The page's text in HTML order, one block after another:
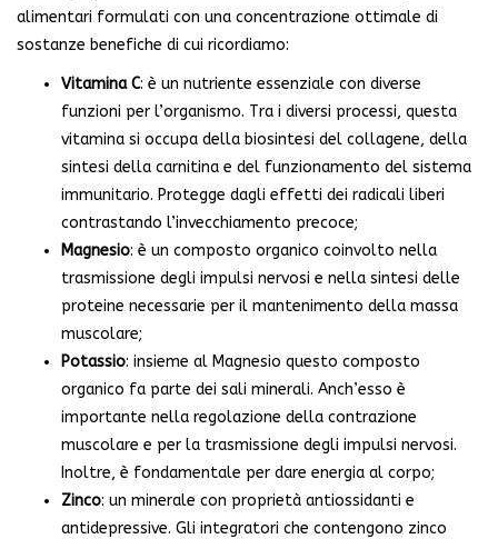
alimentari formulati con una concentrazione ottimale di
sostanze benefiche di cui ricordiamo:
Vitamina C: è un nutriente essenziale con diverse
funzioni per l’organismo. Tra i diversi processi, questa
vitamina si occupa della biosintesi del collagene, della
sintesi della carnitina e del funzionamento del sistema
immunitario. Protegge dagli effetti dei radicali liberi
contrastando l’invecchiamento precoce;
Magnesio: è un composto organico coinvolto nella
trasmissione degli impulsi nervosi e nella sintesi delle
proteine necessarie per il mantenimento della massa
muscolare;
Potassio: insieme al Magnesio questo composto
organico fa parte dei sali minerali. Anch’esso è
importante nella regolazione della contrazione
muscolare e per la trasmissione degli impulsi nervosi.
Inoltre, è fondamentale per dare energia al corpo;
Zinco: un minerale con proprietà antiossidanti e
antidepressive. Gli integratori che contengono zinco